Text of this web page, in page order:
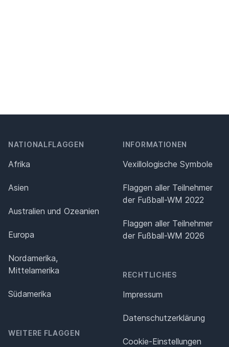
NATIONALFLAGGEN
Afrika
Asien
Australien und Ozeanien
Europa
Nordamerika,
Mittelamerika
Südamerika
WEITERE FLAGGEN
INFORMATIONEN
Vexillologische Symbole
Flaggen aller Teilnehmer
der Fußball-WM 2022
Flaggen aller Teilnehmer
der Fußball-WM 2026
RECHTLICHES
Impressum
Datenschutz­erklärung
Cookie-Einstellungen